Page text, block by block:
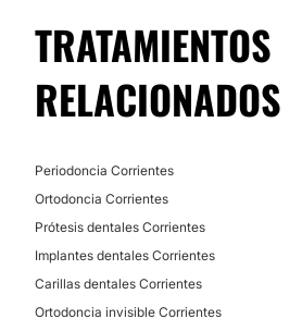
TRATAMIENTOS
RELACIONADOS
Periodoncia Corrientes
Ortodoncia Corrientes
Prótesis dentales Corrientes
Implantes dentales Corrientes
Carillas dentales Corrientes
Ortodoncia invisible Corrientes